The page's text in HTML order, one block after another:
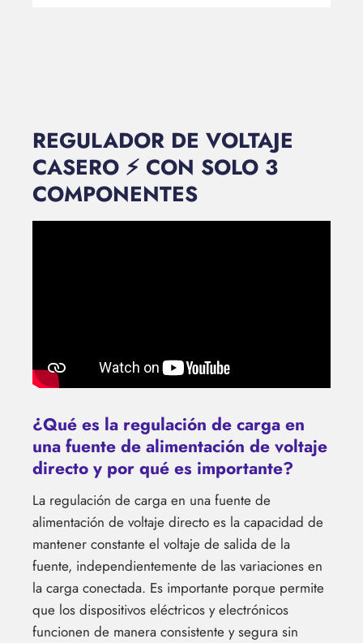
REGULADOR DE VOLTAJE
CASERO ⚡ CON SOLO 3
COMPONENTES
¿Qué es la regulación de carga en
una fuente de alimentación de voltaje
directo y por qué es importante?
La regulación de carga en una fuente de
alimentación de voltaje directo es la capacidad de
mantener constante el voltaje de salida de la
fuente, independientemente de las variaciones en
la carga conectada. Es importante porque permite
que los dispositivos eléctricos y electrónicos
funcionen de manera consistente y segura sin